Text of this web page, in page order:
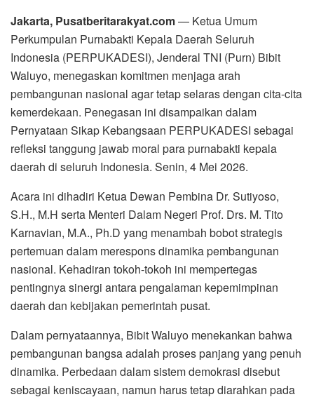
Jakarta, Pusatberitarakyat.com— Ketua Umum
Perkumpulan Purnabakti Kepala Daerah Seluruh
Indonesia (PERPUKADESI), Jenderal TNI (Purn) Bibit
Waluyo, menegaskan komitmen menjaga arah
pembangunan nasional agar tetap selaras dengan cita-cita
kemerdekaan. Penegasan ini disampaikan dalam
Pernyataan Sikap Kebangsaan PERPUKADESI sebagai
refleksi tanggung jawab moral para purnabakti kepala
daerah di seluruh Indonesia. Senin, 4 Mei 2026.
Acara ini dihadiri Ketua Dewan Pembina Dr. Sutiyoso,
S.H., M.H serta Menteri Dalam Negeri Prof. Drs. M. Tito
Karnavian, M.A., Ph.D yang menambah bobot strategis
pertemuan dalam merespons dinamika pembangunan
nasional. Kehadiran tokoh-tokoh ini mempertegas
pentingnya sinergi antara pengalaman kepemimpinan
daerah dan kebijakan pemerintah pusat.
Dalam pernyataannya, Bibit Waluyo menekankan bahwa
pembangunan bangsa adalah proses panjang yang penuh
dinamika. Perbedaan dalam sistem demokrasi disebut
sebagai keniscayaan, namun harus tetap diarahkan pada